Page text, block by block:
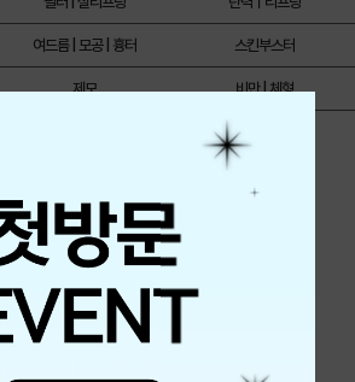
여드름 | 모공 | 흉터 스킨부스터
제모 비만 | 체형